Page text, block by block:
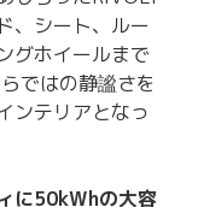
、シート、ルー
グホイールまで
ではの静謐さを
ンテリアとなっ
に50kWhの大容